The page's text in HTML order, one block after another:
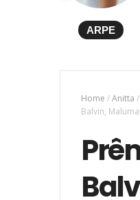
ARPE
Home /Anitta /
Balvin,